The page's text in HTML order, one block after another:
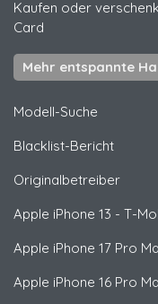
Kaufen oder
Card
Mehr entspannte
Modell-Suche
Blacklist-Bericht
Originalbetreiber
Apple iPhone 13 - T-
Apple iPhone 17 Pro
Apple iPhone 16 Pro